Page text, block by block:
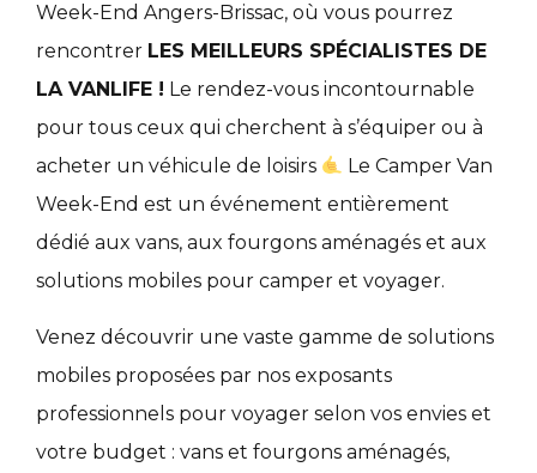
Week-End Angers-Brissac, où vous pourrez
rencontrer LES MEILLEURS SPÉCIALISTES DE
LA VANLIFE ! Le rendez-vous incontournable
pour tous ceux qui cherchent à s’équiper ou à
acheter un véhicule de loisirs
Le Camper Van
Week-End est un événement entièrement
dédié aux vans, aux fourgons aménagés et aux
solutions mobiles pour camper et voyager.
Venez découvrir une vaste gamme de solutions
mobiles proposées par nos exposants
professionnels pour voyager selon vos envies et
votre budget : vans et fourgons aménagés,